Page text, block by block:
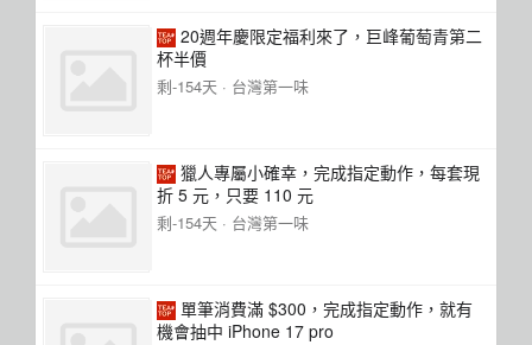
20週年慶限定福利來了，巨峰葡萄青第二
杯半價
剩-154天 · 台灣第一味
獵人專屬小確幸，完成指定動作，每套現
折 5 元，只要 110 元
剩-154天 · 台灣第一味
單筆消費滿 $300，完成指定動作，就有
機會抽中 iPhone 17 pro